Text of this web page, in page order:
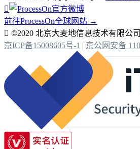

前往ProcessOn全球网站 →
 ©2020 北京大麦地信息技术有限公司
京ICP备15008605号-1 | 京公网安备